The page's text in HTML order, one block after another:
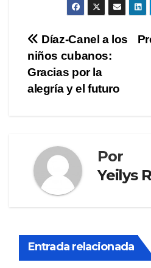
Navegación
de
entradas
Díaz-Canel a los
niños cubanos:
Gracias por la
alegría y el futuro
Por
Yeilys
Entrada relacionada